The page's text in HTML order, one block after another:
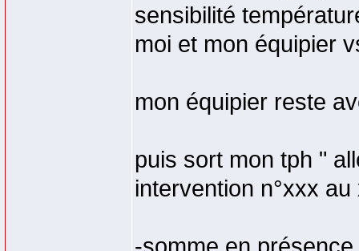
sensibilité
moi et mon équipier
mon équipier reste
puis sort mon tph "
intervention n°xxx